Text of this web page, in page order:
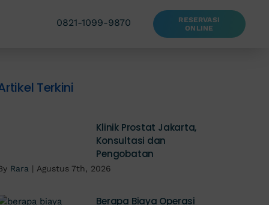
0821-1099-9870
RESERVASI
ONLINE
Terkini
Klinik Prostat Jakarta,
Konsultasi dan
Pengobatan
Rara | Agustus 7th, 2026
Berapa Biaya Operasi